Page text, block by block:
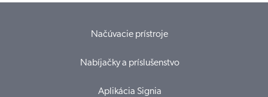
Načúvacie prístroje
Nabíjačky a príslušenstvo
Aplikácia Signia